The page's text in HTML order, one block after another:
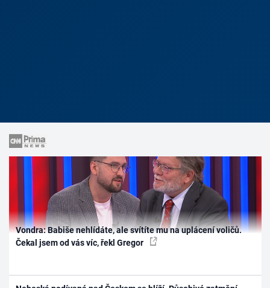
Vondra: Babiše nehlídáte, ale svítíte mu na uplácení voličů.
Čekal jsem od vás víc, řekl Gregor